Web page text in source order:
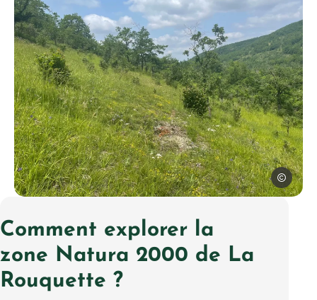
Zone Natura 2000 de la lande de La Rouquette, © Rural
Rural
Comment explorer la
zone Natura 2000 de La
Rouquette ?